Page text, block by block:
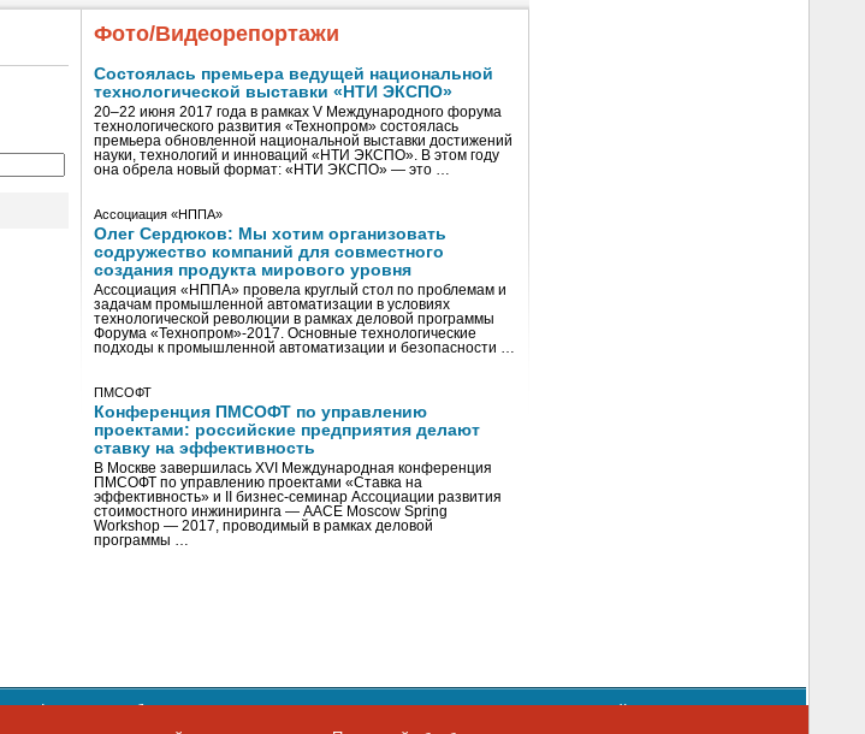
Фото/Видеорепортажи
Состоялась премьера ведущей национальной
технологической выставки «НТИ ЭКСПО»
20–22 июня 2017 года в рамках V Международного форума
технологического развития «Технопром» состоялась
премьера обновленной национальной выставки достижений
науки, технологий и инноваций «НТИ ЭКСПО». В этом году
она обрела новый формат: «НТИ ЭКСПО» — это …
Ассоциация «НППА»
Олег Сердюков: Мы хотим организовать
содружество компаний для совместного
создания продукта мирового уровня
Ассоциация «НППА» провела круглый стол по проблемам и
задачам промышленной автоматизации в условиях
технологической революции в рамках деловой программы
Форума «Технопром»-2017. Основные технологические
подходы к промышленной автоматизации и безопасности …
ПМСОФТ
Конференция ПМСОФТ по управлению
проектами: российские предприятия делают
ставку на эффективность
В Москве завершилась XVI Международная конференция
ПМСОФТ по управлению проектами «Ставка на
эффективность» и II бизнес-семинар Ассоциации развития
стоимостного инжиниринга — AACE Moscow Spring
Workshop — 2017, проводимый в рамках деловой
программы …
,информация об авторских правах и порядке использования материалов сайта
+7 495 974-22-63. E-mail:
siteeditor@iemag.ru